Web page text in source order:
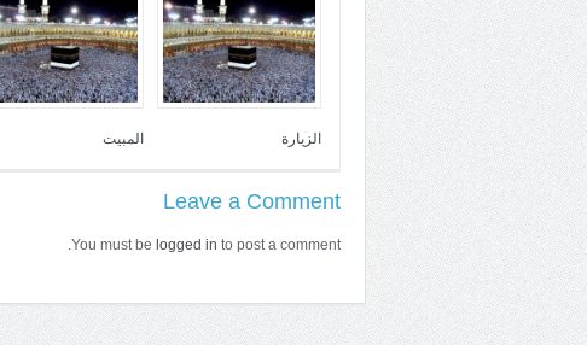
الزيارة المبيت
Leave a Comment
You must be logged in to post a comment.